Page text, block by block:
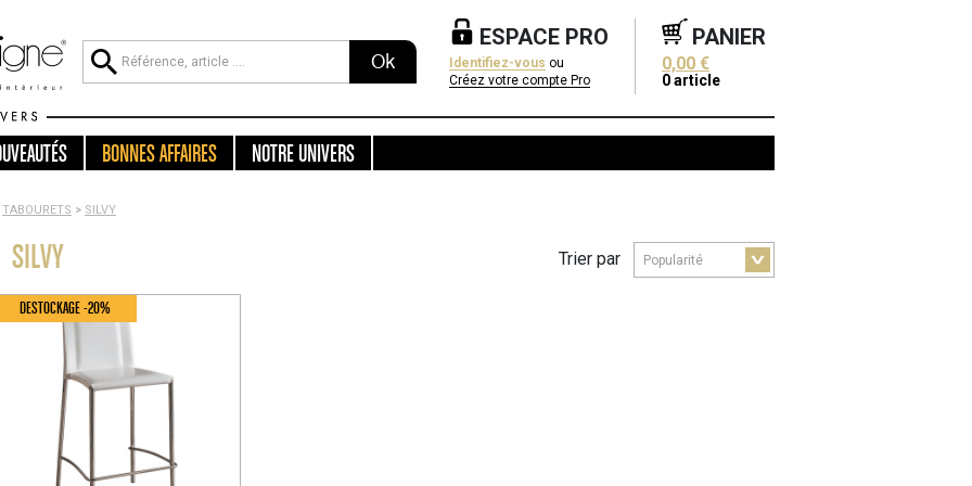
Ok
ESPACE PRO
Identifiez-vous ou
Créez votre compte Pro
PANIER
0,00 €
0article
BONNES AFFAIRES NOTRE UNIVERS
TABOURETS > SILVY
SILVY Trier par
DESTOCKAGE -20%